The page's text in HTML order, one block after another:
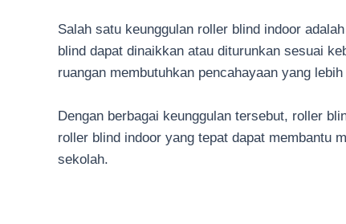
Salah satu keunggulan roller blind indoor
blind dapat dinaikkan atau diturunkan sesuai
ruangan membutuhkan pencahayaan yang
Dengan berbagai keunggulan tersebut, roller
roller blind indoor yang tepat dapat membantu
sekolah.